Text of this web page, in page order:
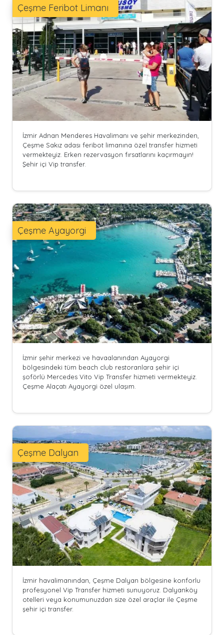
İzmir Adnan Menderes Havalimanı ve şehir merkezinden,
Çeşme Sakız adası feribot limanına özel transfer hizmeti
vermekteyiz. Erken rezervasyon fırsatlarını kaçırmayın!
Şehir içi Vip transfer.
Çeşme Feribot Limanı
İzmir şehir merkezi ve havaalanından Ayayorgi
bölgesindeki tüm beach club restoranlara şehir içi
şoförlü Mercedes Vito Vip Transfer hizmeti vermekteyiz.
Çeşme Alaçatı Ayayorgi özel ulaşım.
Çeşme Ayayorgi
İzmir havalimanından, Çeşme Dalyan bölgesine konforlu
profesyonel Vip Transfer hizmeti sunuyoruz. Dalyanköy
otelleri veya konumunuzdan size özel araçlar ile Çeşme
şehir içi transfer.
Çeşme Dalyan